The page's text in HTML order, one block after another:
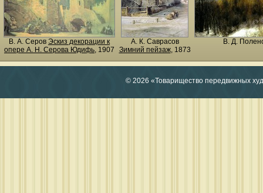
В. А. Серов Эскиз декорации к
опере А. Н. Серова Юдифь, 1907
А. К. Саврасов
Зимний пейзаж, 1873
В. Д.
© 2026 «Товарищество передвижных